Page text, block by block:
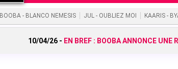
BOOBA - BLANCO NEMESIS JUL - OUBLIEZ MOI KAARIS -
10/04/26 - EN BREF : BOOBA ANNONCE UNE